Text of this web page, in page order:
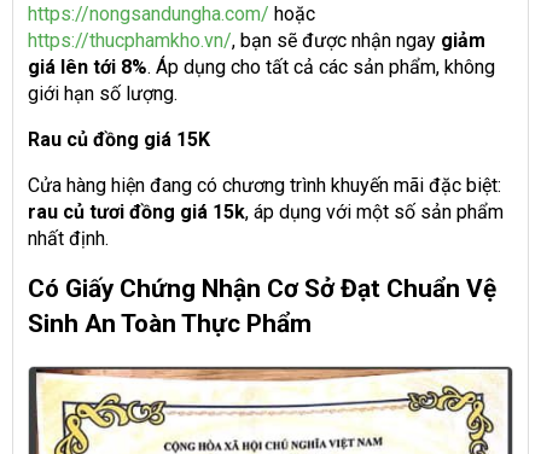
https://nongsandungha.com/ hoặc
https://thucphamkho.vn/, bạn sẽ được nhận ngay giảm
giá lên tới 8%. Áp dụng cho tất cả các sản phẩm, không
giới hạn số lượng.
Rau củ đồng giá 15K
Cửa hàng hiện đang có chương trình khuyến mãi đặc biệt:
rau củ tươi đồng giá 15k, áp dụng với một số sản phẩm
nhất định.
Có Giấy Chứng Nhận Cơ Sở Đạt Chuẩn Vệ
Sinh An Toàn Thực Phẩm